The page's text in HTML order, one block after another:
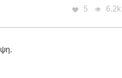
5 6.2k